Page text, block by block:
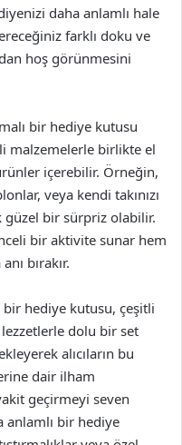
daha anlamlı hale
farklı doku ve
hoş görünmesini
bir hediye kutusu
malzemelerle birlikte el
içerebilir. Örneğin,
veya kendi takınızı
güzel bir sürpriz olabilir.
bir aktivite sunar hem
bırakır.
bir hediye kutusu, çeşitli
dolu bir set
alıcıların bu
dair ilham
geçirmeyi seven
bir hediye